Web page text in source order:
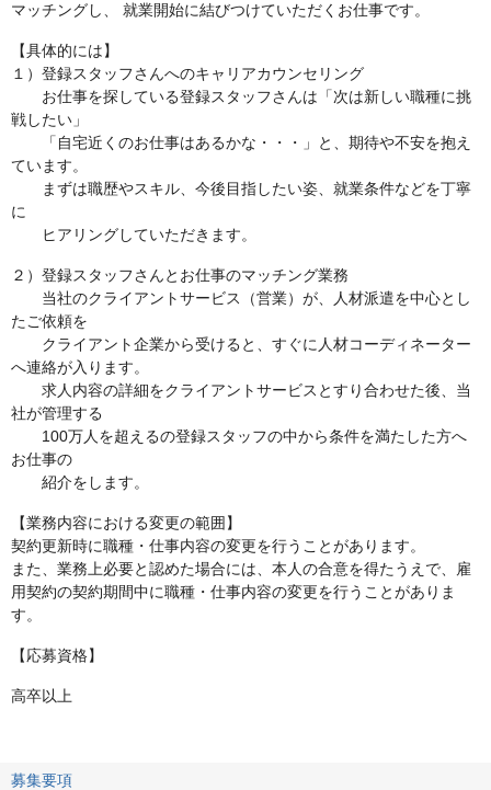
マッチングし、 就業開始に結びつけていただくお仕事です。
【具体的には】
１）登録スタッフさんへのキャリアカウンセリング
お仕事を探している登録スタッフさんは「次は新しい職種に挑
戦したい」
「自宅近くのお仕事はあるかな・・・」と、期待や不安を抱え
ています。
まずは職歴やスキル、今後目指したい姿、就業条件などを丁寧
に
ヒアリングしていただきます。
２）登録スタッフさんとお仕事のマッチング業務
当社のクライアントサービス（営業）が、人材派遣を中心とし
たご依頼を
クライアント企業から受けると、すぐに人材コーディネーター
へ連絡が入ります。
求人内容の詳細をクライアントサービスとすり合わせた後、当
社が管理する
100万人を超えるの登録スタッフの中から条件を満たした方へ
お仕事の
紹介をします。
【業務内容における変更の範囲】
契約更新時に職種・仕事内容の変更を行うことがあります。
また、業務上必要と認めた場合には、本人の合意を得たうえで、雇
用契約の契約期間中に職種・仕事内容の変更を行うことがありま
す。
【応募資格】
高卒以上
募集要項